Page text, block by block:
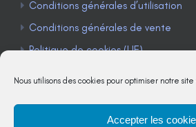
Nous utilisons des cookies pour optimiser notre
Accepter les
Conditions générales d’utilisation
Conditions générales de vente
Politique de cookies (UE)